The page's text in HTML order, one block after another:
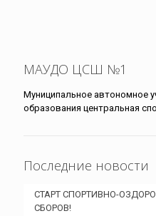
МАУДО ЦСШ №1
Муниципальное автономное
образования центральная
Последние новости
СТАРТ СПОРТИВНО-
СБОРОВ!